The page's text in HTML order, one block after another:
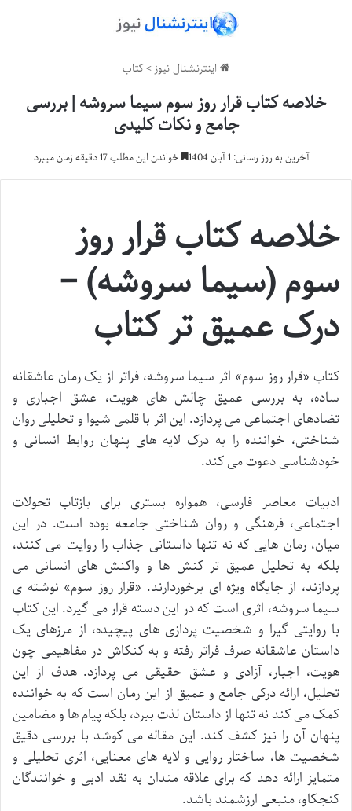
اینترنشنال نیوز>کتاب
خلاصه کتاب قرار روز سوم سیما سروشه | بررسی
جامع و نکات کلیدی
آخرین به روز رسانی: 1 آبان 1404 خواندن این مطلب 17 دقیقه زمان میبرد
خلاصه کتاب قرار روز
سوم (سیما سروشه) –
درک عمیق تر کتاب
کتاب «قرار روز سوم» اثر سیما سروشه، فراتر از یک رمان عاشقانه
ساده، به بررسی عمیق چالش های هویت، عشق اجباری و
تضادهای اجتماعی می پردازد. این اثر با قلمی شیوا و تحلیلی روان
شناختی، خواننده را به درک لایه های پنهان روابط انسانی و
خودشناسی دعوت می کند.
ادبیات معاصر فارسی، همواره بستری برای بازتاب تحولات
اجتماعی، فرهنگی و روان شناختی جامعه بوده است. در این
میان، رمان هایی که نه تنها داستانی جذاب را روایت می کنند،
بلکه به تحلیل عمیق تر کنش ها و واکنش های انسانی می
پردازند، از جایگاه ویژه ای برخوردارند. «قرار روز سوم» نوشته ی
سیما سروشه، اثری است که در این دسته قرار می گیرد. این کتاب
با روایتی گیرا و شخصیت پردازی های پیچیده، از مرزهای یک
داستان عاشقانه صرف فراتر رفته و به کنکاش در مفاهیمی چون
هویت، اجبار، آزادی و عشق حقیقی می پردازد. هدف از این
تحلیل، ارائه درکی جامع و عمیق از این رمان است که به خواننده
کمک می کند نه تنها از داستان لذت ببرد، بلکه پیام ها و مضامین
پنهان آن را نیز کشف کند. این مقاله می کوشد با بررسی دقیق
شخصیت ها، ساختار روایی و لایه های معنایی، اثری تحلیلی و
متمایز ارائه دهد که برای علاقه مندان به نقد ادبی و خوانندگان
کنجکاو، منبعی ارزشمند باشد.